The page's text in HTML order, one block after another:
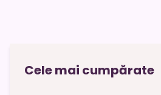
Cele mai cumpărate